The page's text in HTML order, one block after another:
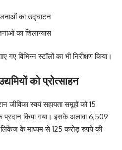
का उद्घाटन
का शिलान्यास
विभिन्न स्टॉलों का भी निरीक्षण किया।
को प्रोत्साहन
जीविका स्वयं सहायता समूहों को 15
किया गया। इसके अलावा 6,509
लिंकेज के माध्यम से 125 करोड़ रुपये की